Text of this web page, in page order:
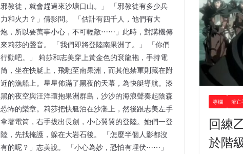
邪教徒，就會趕過來沙塘口山。」 「邪教徒有多少兵
力和火力？」倩影問。 「估計有四千人，他們有大
炮，所以要萬事小心，不可輕敵⋯⋯」此時，對講機傳
來莉莎的聲音。 「我們即將登陸南果洲了。」 「你們
行動吧。」 莉莎和志美穿上黃金色的袞龍袍，手持電
筒，坐在快艇上，飛馳至南果洲，而其他禁軍則藏在附
近的漁船上。星星佈滿了黑夜的天幕，為快艇導航。漆
黑的夜空與汪洋環抱果洲群島，沙沙的海浪聲奏起陰森
恐怖的樂章。莉莎把快艇泊在沙灘上，然後跟志美左手
拿著電筒，右手拔出長劍，小心翼翼的登陸。她們一登
陸，先找掩護，躲在大岩石後。 「怎麼半個人影都沒
有的呢？」志美說。 「小心為妙，恐怕有埋伏⋯⋯」
專欄 流亡
回練
於階